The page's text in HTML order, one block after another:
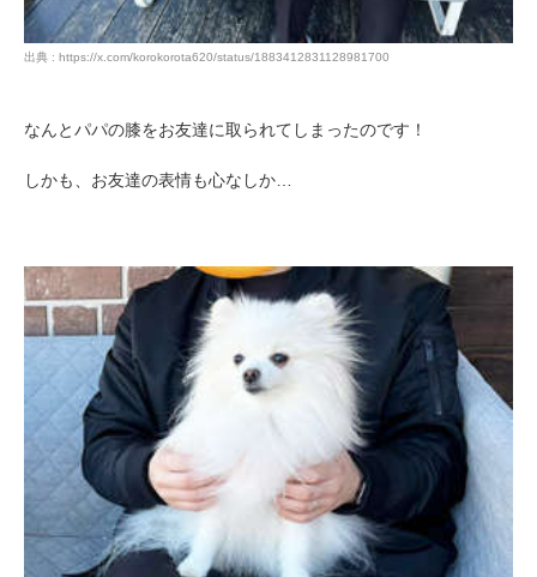
出典 : https://x.com/korokorota620/status/1883412831128981700
なんとパパの膝をお友達に取られてしまったのです！
しかも、お友達の表情も心なしか…